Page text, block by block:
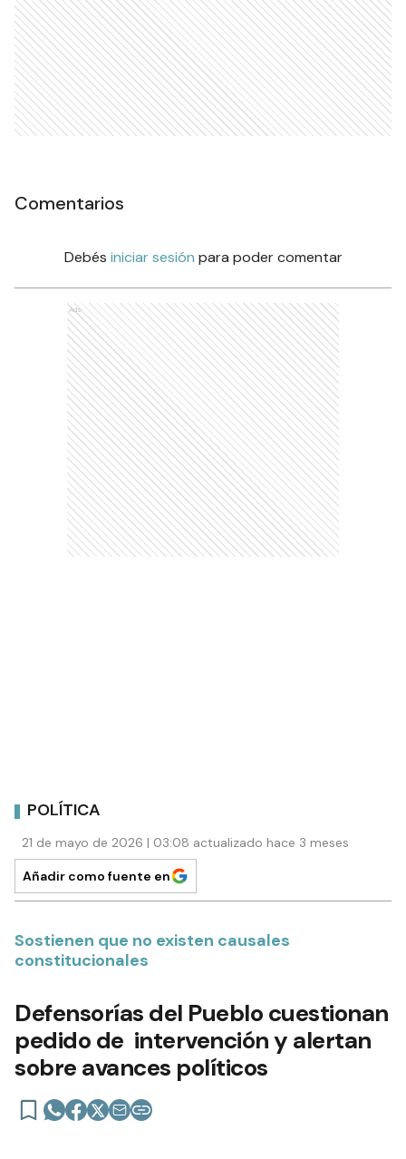
Comentarios
Debés iniciar sesión para poder comentar
Ads
POLÍTICA
21 de mayo de 2026 | 03:08 actualizado hace 3 meses
Añadir como fuente en
Sostienen que no existen causales
constitucionales
Defensorías del Pueblo cuestionan
pedido de intervención y alertan
sobre avances políticos